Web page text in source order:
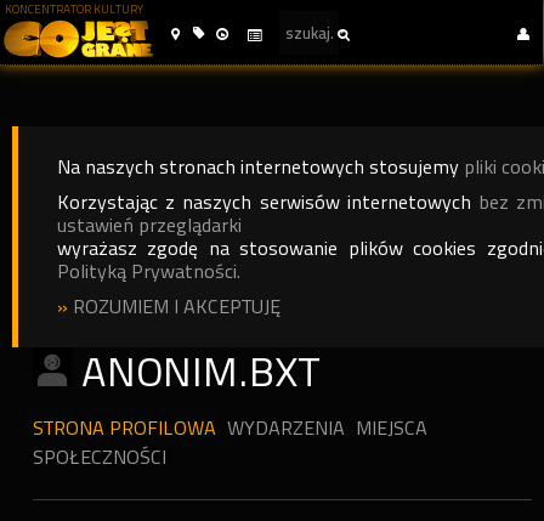
KONCENTRATOR KULTURY
Na naszych stronach internetowych stosujemy pliki
Korzystając z naszych serwisów internetowych bez
ustawień przeglądarki
wyrażasz zgodę na stosowanie plików cookies
Polityką Prywatności.
» ROZUMIEM I AKCEPTUJĘ
ANONIM.BXT
STRONA PROFILOWA WYDARZENIA MIEJSCA
SPOŁECZNOŚCI